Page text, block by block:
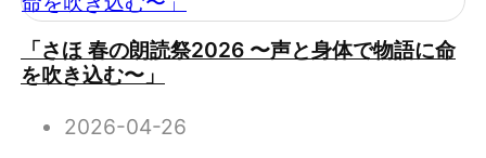
「さほ 春の朗読祭2026 〜声と身体で物語に命
を吹き込む〜」
2026-04-26